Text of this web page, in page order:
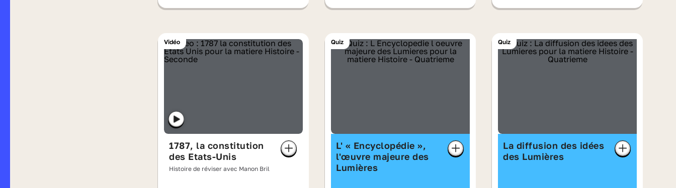
Vidéo
1787, la constitution
des Etats-Unis
Histoire de réviser avec Manon Bril
Quiz
L' « Encyclopédie »,
l'œuvre majeure des
Lumières
Quiz
La diffusion des idées
des Lumières